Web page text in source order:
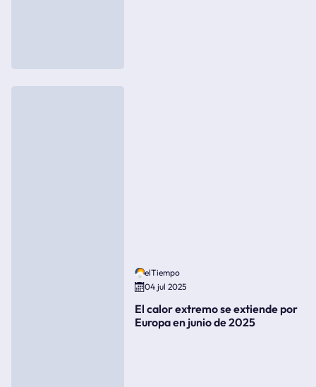
elTiempo
04 jul 2025
El calor extremo se extiende por
Europa en junio de 2025